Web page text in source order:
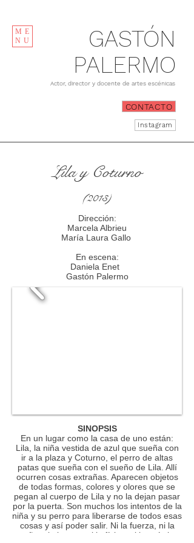
ME
NU
GASTÓN
PALERMO
Actor, director y docente de artes escénicas
Instagram
CONTACTO
Lila y Coturno
(2013)
Dirección:
Marcela Albrieu
María Laura Gallo
En escena:
Daniela Enet
Gastón Palermo
SINOPSIS
En un lugar como la casa de uno están:
Lila, la niña vestida de azul que sueña con
ir a la plaza y Coturno, el perro de altas
patas que sueña con el sueño de Lila. Allí
ocurren cosas extrañas. Aparecen objetos
de todas formas, colores y olores que se
pegan al cuerpo de Lila y no la dejan pasar
por la puerta. Son muchos los intentos de la
niña y su perro para liberarse de todos esas
cosas y así poder salir. Ni la fuerza, ni la
maña, ni el susto, ni la física, ni la química